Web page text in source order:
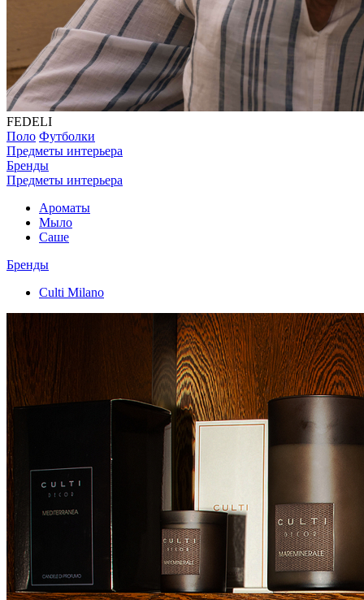
FEDELI
Поло Футболки
Предметы интерьера
Бренды
Предметы интерьера
Ароматы
Мыло
Саше
Бренды
Culti Milano